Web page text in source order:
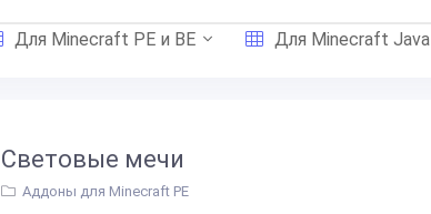
Для Minecraft PE и BE Для Minecraft Java
Световые мечи
Аддоны для Minecraft PE